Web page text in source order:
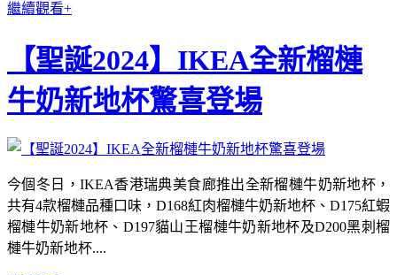
繼續觀看+
【聖誕2024】IKEA全新榴槤
牛奶新地杯驚喜登場
今個冬日，IKEA香港瑞典美食廊推出全新榴槤牛奶新地杯，
共有4款榴槤品種口味，D168紅肉榴槤牛奶新地杯、D175紅蝦
榴槤牛奶新地杯、D197貓山王榴槤牛奶新地杯及D200黑刺榴
槤牛奶新地杯....